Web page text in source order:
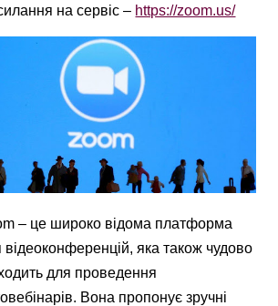
на сервіс – https://zoom.us/
– це широко відома платформа
відеоконференцій, яка також чудово
для проведення
Вона пропонує зручні